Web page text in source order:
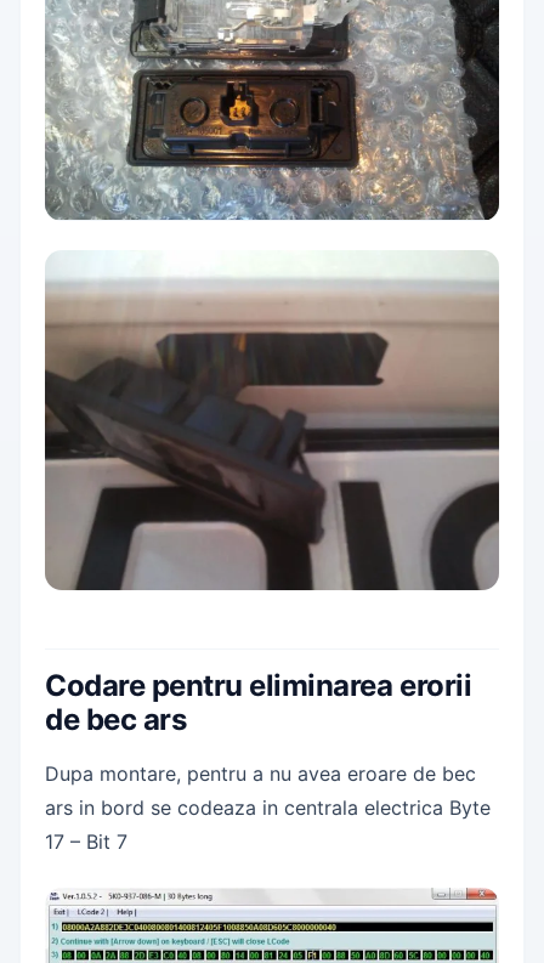
Codare pentru eliminarea erorii
de bec ars
Dupa montare, pentru a nu avea eroare de bec
ars in bord se codeaza in centrala electrica Byte
17 – Bit 7